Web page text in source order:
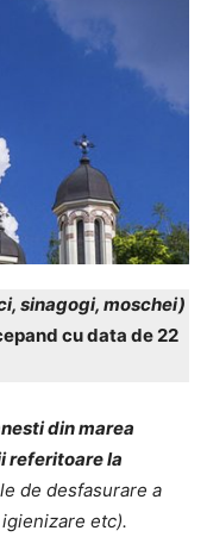
sinagogi, moschei)
cu data de 22
din marea
referitoare la
de desfasurare a
etc).